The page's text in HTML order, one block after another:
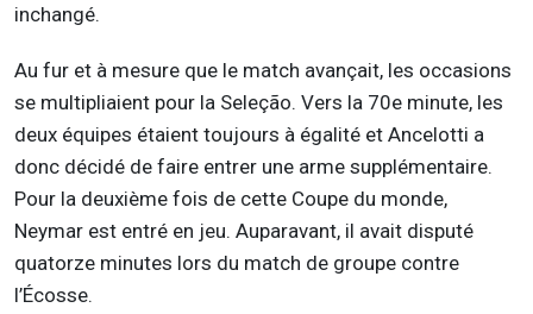
inchangé.
Au fur et à mesure que le match avançait, les occasions
se multipliaient pour la Seleção. Vers la 70e minute, les
deux équipes étaient toujours à égalité et Ancelotti a
donc décidé de faire entrer une arme supplémentaire.
Pour la deuxième fois de cette Coupe du monde,
Neymar est entré en jeu. Auparavant, il avait disputé
quatorze minutes lors du match de groupe contre
l’Écosse.